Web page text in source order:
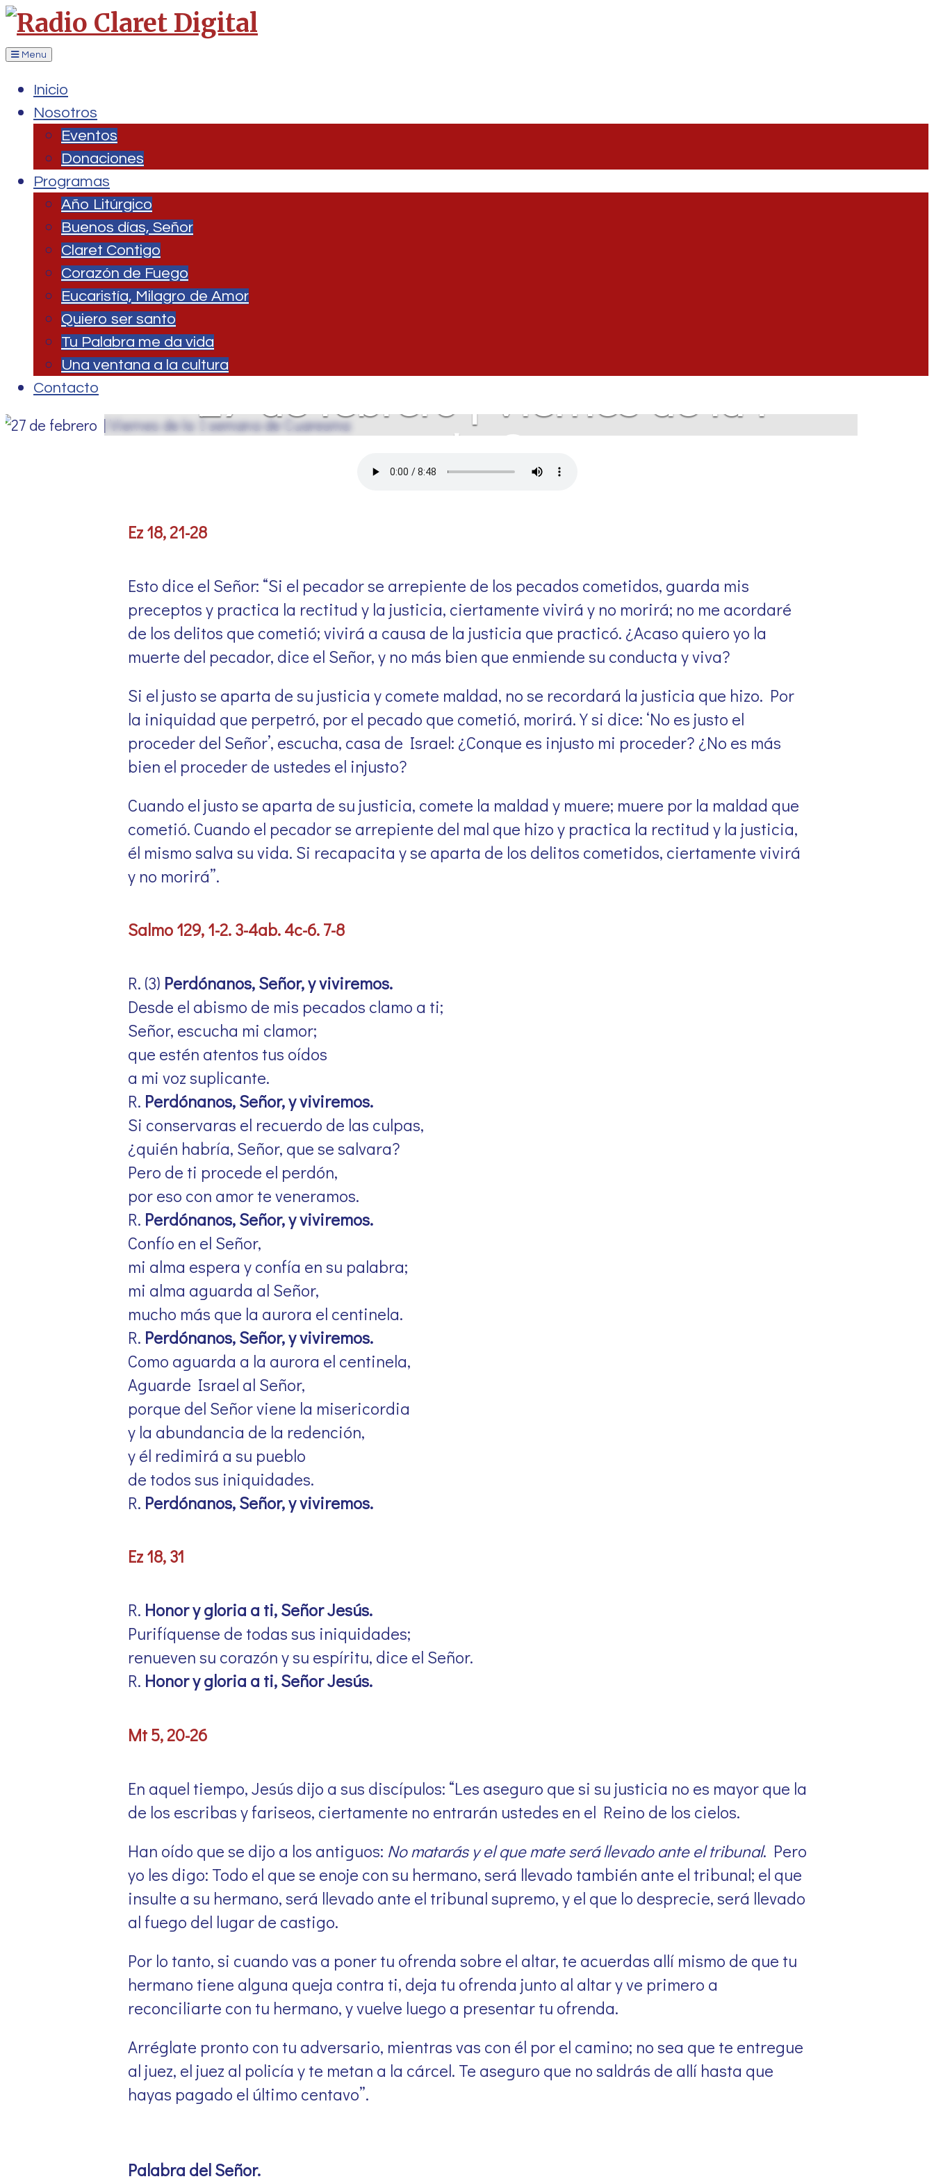
Menu
Inicio
Nosotros
Eventos
Donaciones
Programas
Año Litúrgico
Buenos días, Señor
Claret Contigo
Corazón de Fuego
Eucaristía, Milagro de Amor
Quiero ser santo
Tu Palabra me da vida
Una ventana a la cultura
Contacto
27 de febrero | Viernes de la I
semana de Cuaresma
Ez 18, 21-28
Esto dice el Señor: “Si el pecador se arrepiente de los pecados cometidos, guarda mis
preceptos y practica la rectitud y la justicia, ciertamente vivirá y no morirá; no me acordaré
de los delitos que cometió; vivirá a causa de la justicia que practicó. ¿Acaso quiero yo la
muerte del pecador, dice el Señor, y no más bien que enmiende su conducta y viva?
Si el justo se aparta de su justicia y comete maldad, no se recordará la justicia que hizo. Por
la iniquidad que perpetró, por el pecado que cometió, morirá. Y si dice: ‘No es justo el
proceder del Señor’, escucha, casa de Israel: ¿Conque es injusto mi proceder? ¿No es más
bien el proceder de ustedes el injusto?
Cuando el justo se aparta de su justicia, comete la maldad y muere; muere por la maldad que
cometió. Cuando el pecador se arrepiente del mal que hizo y practica la rectitud y la justicia,
él mismo salva su vida. Si recapacita y se aparta de los delitos cometidos, ciertamente vivirá
y no morirá”.
Salmo 129, 1-2. 3-4ab. 4c-6. 7-8
R. (3) Perdónanos, Señor, y viviremos.
Desde el abismo de mis pecados clamo a ti;
Señor, escucha mi clamor;
que estén atentos tus oídos
a mi voz suplicante.
R. Perdónanos, Señor, y viviremos.
Si conservaras el recuerdo de las culpas,
¿quién habría, Señor, que se salvara?
Pero de ti procede el perdón,
por eso con amor te veneramos.
R. Perdónanos, Señor, y viviremos.
Confío en el Señor,
mi alma espera y confía en su palabra;
mi alma aguarda al Señor,
mucho más que la aurora el centinela.
R. Perdónanos, Señor, y viviremos.
Como aguarda a la aurora el centinela,
Aguarde Israel al Señor,
porque del Señor viene la misericordia
y la abundancia de la redención,
y él redimirá a su pueblo
de todos sus iniquidades.
R. Perdónanos, Señor, y viviremos.
Ez 18, 31
R. Honor y gloria a ti, Señor Jesús.
Purifíquense de todas sus iniquidades;
renueven su corazón y su espíritu, dice el Señor.
R. Honor y gloria a ti, Señor Jesús.
Mt 5, 20-26
En aquel tiempo, Jesús dijo a sus discípulos: “Les aseguro que si su justicia no es mayor que la
de los escribas y fariseos, ciertamente no entrarán ustedes en el Reino de los cielos.
Han oído que se dijo a los antiguos: No matarás y el que mate será llevado ante el tribunal. Pero
yo les digo: Todo el que se enoje con su hermano, será llevado también ante el tribunal; el que
insulte a su hermano, será llevado ante el tribunal supremo, y el que lo desprecie, será llevado
al fuego del lugar de castigo.
Por lo tanto, si cuando vas a poner tu ofrenda sobre el altar, te acuerdas allí mismo de que tu
hermano tiene alguna queja contra ti, deja tu ofrenda junto al altar y ve primero a
reconciliarte con tu hermano, y vuelve luego a presentar tu ofrenda.
Arréglate pronto con tu adversario, mientras vas con él por el camino; no sea que te entregue
al juez, el juez al policía y te metan a la cárcel. Te aseguro que no saldrás de allí hasta que
hayas pagado el último centavo”.
Palabra del Señor.